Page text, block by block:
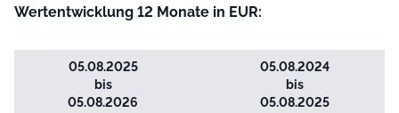
Wertentwicklung 12 Monate in EUR:
05.08.2025
bis
05.08.2026
05.08.2024
bis
05.08.2025